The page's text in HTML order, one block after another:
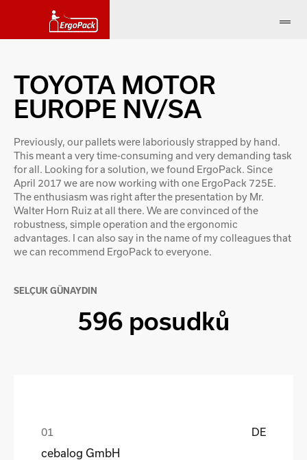
TOYOTA MOTOR
EUROPE NV/SA
Previously, our pallets were laboriously strapped by hand.
This meant a very time-consuming and very demanding task
for all. Looking for a solution, we found ErgoPack. Since
April 2017 we are now working with one ErgoPack 725E.
The enthusiasm was right after the presentation by Mr.
Walter Horn Ruiz at all there. We are convinced of the
robustness, simple operation and the ergonomic
advantages. I can also say in the name of my colleagues that
we can recommend ErgoPack to everyone.
SELÇUK GÜNAYDIN
596 posudků
DE
cebalog GmbH